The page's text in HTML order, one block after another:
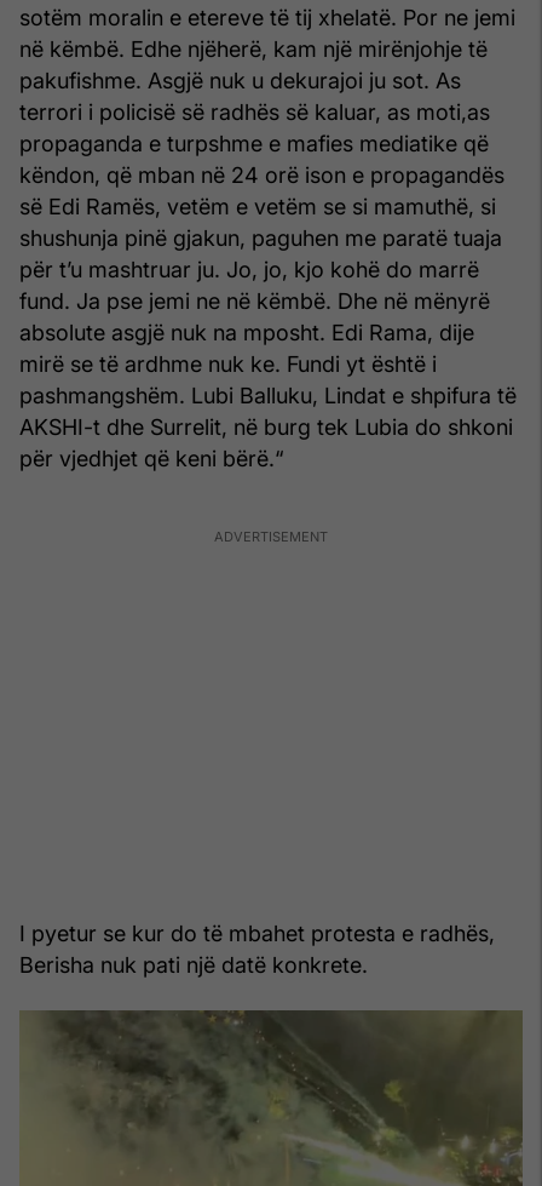
sotëm moralin e etereve të tij xhelatë. Por ne jemi
në këmbë. Edhe njëherë, kam një mirënjohje të
pakufishme. Asgjë nuk u dekurajoi ju sot. As
terrori i policisë së radhës së kaluar, as moti,as
propaganda e turpshme e mafies mediatike që
këndon, që mban në 24 orë ison e propagandës
së Edi Ramës, vetëm e vetëm se si mamuthë, si
shushunja pinë gjakun, paguhen me paratë tuaja
për t’u mashtruar ju. Jo, jo, kjo kohë do marrë
fund. Ja pse jemi ne në këmbë. Dhe në mënyrë
absolute asgjë nuk na mposht. Edi Rama, dije
mirë se të ardhme nuk ke. Fundi yt është i
pashmangshëm. Lubi Balluku, Lindat e shpifura të
AKSHI-t dhe Surrelit, në burg tek Lubia do shkoni
për vjedhjet që keni bërë.“
I pyetur se kur do të mbahet protesta e radhës,
Berisha nuk pati një datë konkrete.